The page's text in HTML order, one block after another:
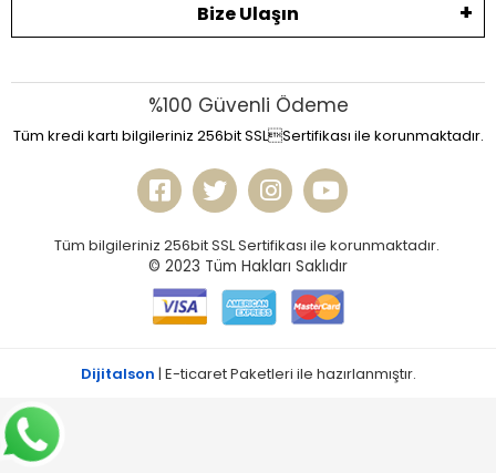
Bize Ulaşın
%100 Güvenli Ödeme
Tüm kredi kartı bilgileriniz 256bit SSLSertifikası ile korunmaktadır.
Tüm bilgileriniz 256bit SSL Sertifikası ile korunmaktadır.
© 2023 Tüm Hakları Saklıdır
Dijitalson | E-ticaret Paketleri ile hazırlanmıştır.